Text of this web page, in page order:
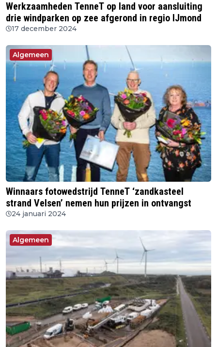
Werkzaamheden TenneT op land voor aansluiting
drie windparken op zee afgerond in regio IJmond
17 december 2024
Algemeen
Winnaars fotowedstrijd TenneT ‘zandkasteel
strand Velsen’ nemen hun prijzen in ontvangst
24 januari 2024
Algemeen